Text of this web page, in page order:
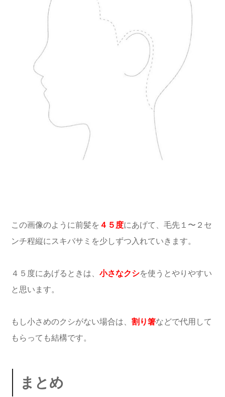
この画像のように前髪を ４５度にあげて、毛先１〜２セ
ンチ程縦にスキバサミを少しずつ入れていきます。
４５度にあげるときは、 小さなクシを使うとやりやすい
と思います。
もし小さめのクシがない場合は、 割り箸などで代用して
もらっても結構です。
まとめ